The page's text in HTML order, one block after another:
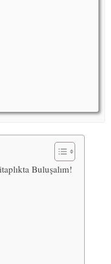
Buluşalım!